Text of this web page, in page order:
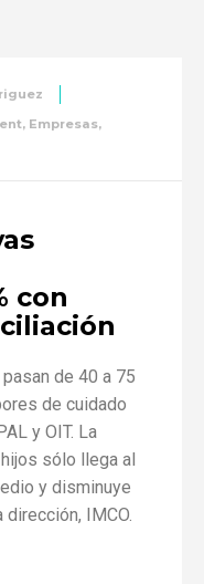
, Empresas,
con
de 40 a 75
de cuidado
y OIT. La
sólo llega al
y disminuye
IMCO.